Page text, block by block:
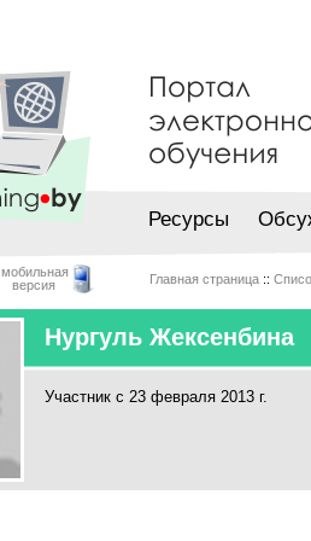
Ресурсы
мобильная
версия
Главная страница ::
Нургуль Жексенбина
Участник с 23 февраля 2013 г.